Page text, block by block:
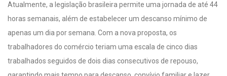
Atualmente, a legislação brasileira permite uma jornada de até 44
horas semanais, além de estabelecer um descanso mínimo de
apenas um dia por semana. Com a nova proposta, os
trabalhadores do comércio teriam uma escala de cinco dias
trabalhados seguidos de dois dias consecutivos de repouso,